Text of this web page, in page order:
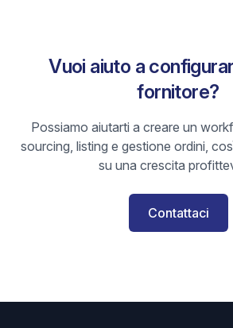
Vuoi aiuto a
fornitore?
Possiamo aiutarti a creare un
sourcing, listing e gestione ordini,
su una crescita
Contattaci